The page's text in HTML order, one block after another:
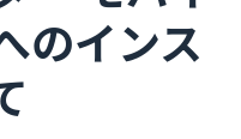
のインス